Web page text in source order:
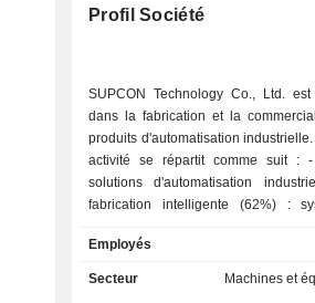
Profil Société
SUPCON Technology Co., Ltd. est
dans la fabrication et la
produits d'automatisation
activité se répartit comme suit : - vente de
solutions d'automatisation
fabrication intelligente (62%) :
d'une plateforme de gestion de
d'approvisionnement industrielle
vente de logiciels industriels (8,2%)
Employés
Secteur
Machines et